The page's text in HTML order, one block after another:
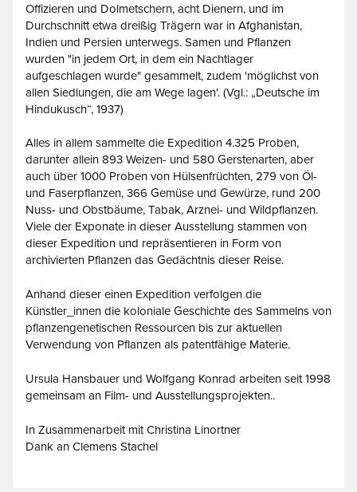
Offizieren und Dolmetschern, acht Dienern, und im
Durchschnitt etwa dreißig Trägern war in Afghanistan,
Indien und Persien unterwegs. Samen und Pflanzen
wurden "in jedem Ort, in dem ein Nachtlager
aufgeschlagen wurde" gesammelt, zudem 'möglichst von
allen Siedlungen, die am Wege lagen'. (Vgl.: „Deutsche im
Hindukusch“, 1937)
Alles in allem sammelte die Expedition 4.325 Proben,
darunter allein 893 Weizen- und 580 Gerstenarten, aber
auch über 1000 Proben von Hülsenfrüchten, 279 von Öl-
und Faserpflanzen, 366 Gemüse und Gewürze, rund 200
Nuss- und Obstbäume, Tabak, Arznei- und Wildpflanzen.
Viele der Exponate in dieser Ausstellung stammen von
dieser Expedition und repräsentieren in Form von
archivierten Pflanzen das Gedächtnis dieser Reise.
Anhand dieser einen Expedition verfolgen die
Künstler_innen die koloniale Geschichte des Sammelns von
pflanzengenetischen Ressourcen bis zur aktuellen
Verwendung von Pflanzen als patentfähige Materie.
Ursula Hansbauer und Wolfgang Konrad arbeiten seit 1998
gemeinsam an Film- und Ausstellungsprojekten..
In Zusammenarbeit mit Christina Linortner
Dank an Clemens Stachel